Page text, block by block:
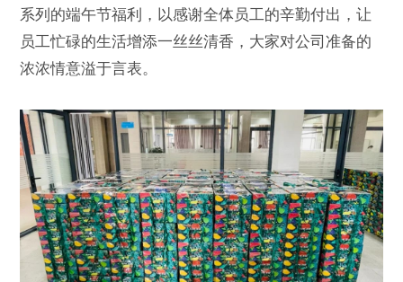
系列的端午节福利，以感谢全体员工的辛勤付出，让
员工忙碌的生活增添一丝丝清香，大家对公司准备的
浓浓情意溢于言表。